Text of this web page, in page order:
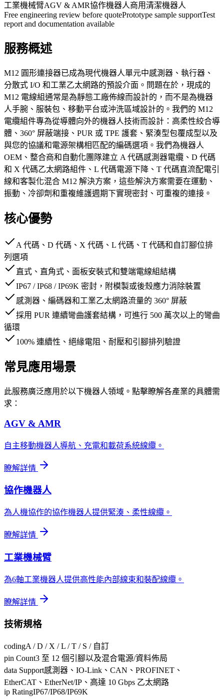
工業機械臂AGV & AMR協作機器人商用清潔機器人
Free engineering review before quotePrototype sample supportTest
report and documentation available
服務概述
M12 圓形連接器已成為現代機器人單元中感測器、執行器、
分散式 I/O 和工業乙太網路的預設介面。問題在於，現成的
M12 電線組通常是為靜態工廠佈線而設計的，而不是為機器
人手腕、服裝包、移動平台或沖洗區域設計的。我們的 M12
電纜組件專為從導體向外的機器人技術而設計：高柔性絞合導
體、360° 屏蔽端接、PUR 或 TPE 護套、緊湊型包覆成型以及
與您的協議和電源架構相匹配的編碼選項。我們為機器人
OEM、整合商和自動化團隊建立 A 代碼感測器電纜、D 代碼
和 X 代碼乙太網路組件、L 代碼電源下降、T 代碼直流配電引
線和客製化混合 M12 解決方案，這些解決方案需要在運動、
振動、冷卻劑和重複維護週期下實現密封、可重複的連接。
核心優勢
A 代碼、D 代碼、X 代碼、L 代碼、T 代碼和自訂腳位排
列選項
直式、直角式、面板安裝式和雙端電線組結構
IP67 / IP68 / IP69K 密封，附模製或後殼應力消除裝置
感測器、編碼器和工業乙太網路流量的 360° 屏蔽
採用 PUR 連續彎曲護套結構，可進行 500 萬次以上的彎曲
循環
100% 連續性、絕緣電阻、耐壓和引腳排列驗證
常見應用場景
此服務廣泛應用於以下機器人領域。點擊瞭解各產業的具體需
求：
AGV & AMR
自主移動機器人導航、充電和載荷系統線纜。
瞭解詳情
協作機器人
為人機協作的協作機器人提供緊湊、柔性線纜。
瞭解詳情
工業機械臂
為6軸工業機器人提供高性能內部線束和裝配線纜。
瞭解詳情
技術規格
codingA / D / X / L / T / S / 自訂
pin Count3 至 12 個引腳以及混合電源/資料佈局
data Support感測器、IO-Link、CAN、PROFINET、
EtherCAT、EtherNet/IP、高達 10 Gbps 乙太網路
ip RatingIP67/IP68/IP69K